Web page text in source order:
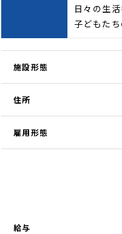
日々の生
子どもた
施設形態
住所
雇用形態
給与